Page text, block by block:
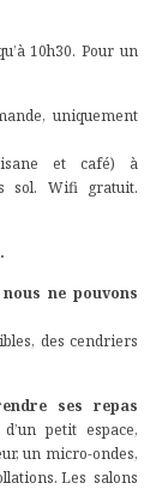
10h30. Pour un
uniquement
et café) à
sol. Wifi gratuit.
nous ne pouvons
des cendriers
ses repas
petit espace,
un micro-ondes,
Les salons